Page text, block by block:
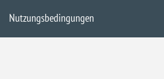
Nutzungsbedingungen